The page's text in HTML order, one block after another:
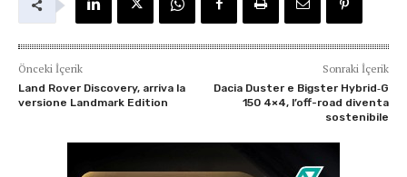
Önceki İçerik
Land Rover Discovery, arriva la
versione Landmark Edition
Sonraki İçerik
Dacia Duster e Bigster Hybrid‑G
150 4×4, l’off-road diventa
sostenibile